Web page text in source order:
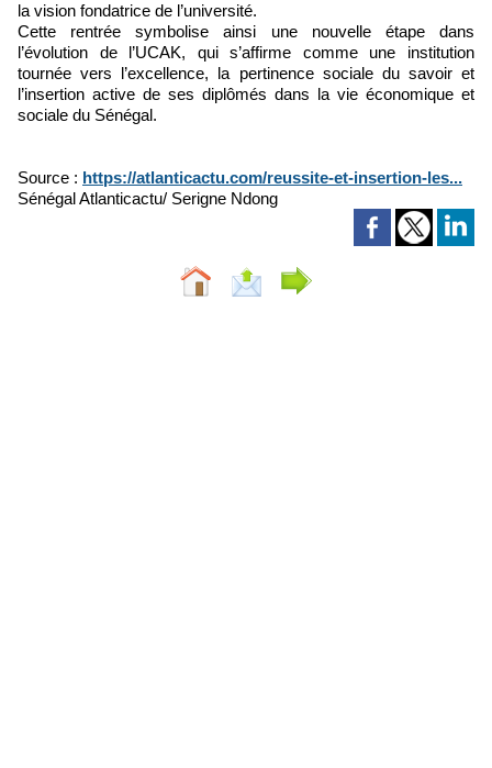
la vision fondatrice de l’université.
Cette rentrée symbolise ainsi une nouvelle étape dans
l’évolution de l’UCAK, qui s’affirme comme une institution
tournée vers l’excellence, la pertinence sociale du savoir et
l’insertion active de ses diplômés dans la vie économique et
sociale du Sénégal.
Source : https://atlanticactu.com/reussite-et-insertion-les...
Sénégal Atlanticactu/ Serigne Ndong